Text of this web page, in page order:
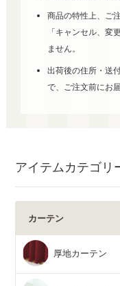
商品の特性上、ご
「キャンセル、変
ません。
出荷後の住所・送
で、ご注文前にお
アイテムカテゴリ
カーテン
厚地カーテン